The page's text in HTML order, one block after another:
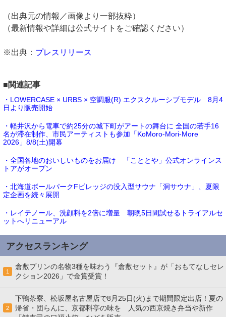
（出典元の情報／画像より一部抜粋）
（最新情報や詳細は公式サイトをご確認ください）
※出典： プレスリリース
■関連記事
・LOWERCASE × URBS × 空調服(R) エクスクルーシブモデル 8月4
日より販売開始
・軽井沢から電車で約25分の城下町がアートの舞台に 全国の若手16
名が滞在制作、市民アーティストも参加「KoMoro-Mori-More
2026」8/8(土)開幕
・全国各地のおいしいものをお届け 「こととや」公式オンラインス
トアがオープン
・北海道ボールパークFビレッジの没入型サウナ「洞サウナ」、夏限
定企画を続々展開
・レイテノール、洗顔料を2倍に増量 朝晩5日間試せるトライアルセ
ットへリニューアル
アクセスランキング
1
倉敷プリンの名物3種を味わう『倉敷セット』が「おもてなしセレ
クション2026」で金賞受賞！
2
下鴨茶寮、松坂屋名古屋店で8月25日(火)まで期間限定出店！夏の
帰省・団らんに、京都料亭の味を 人気の西京焼き弁当や新作